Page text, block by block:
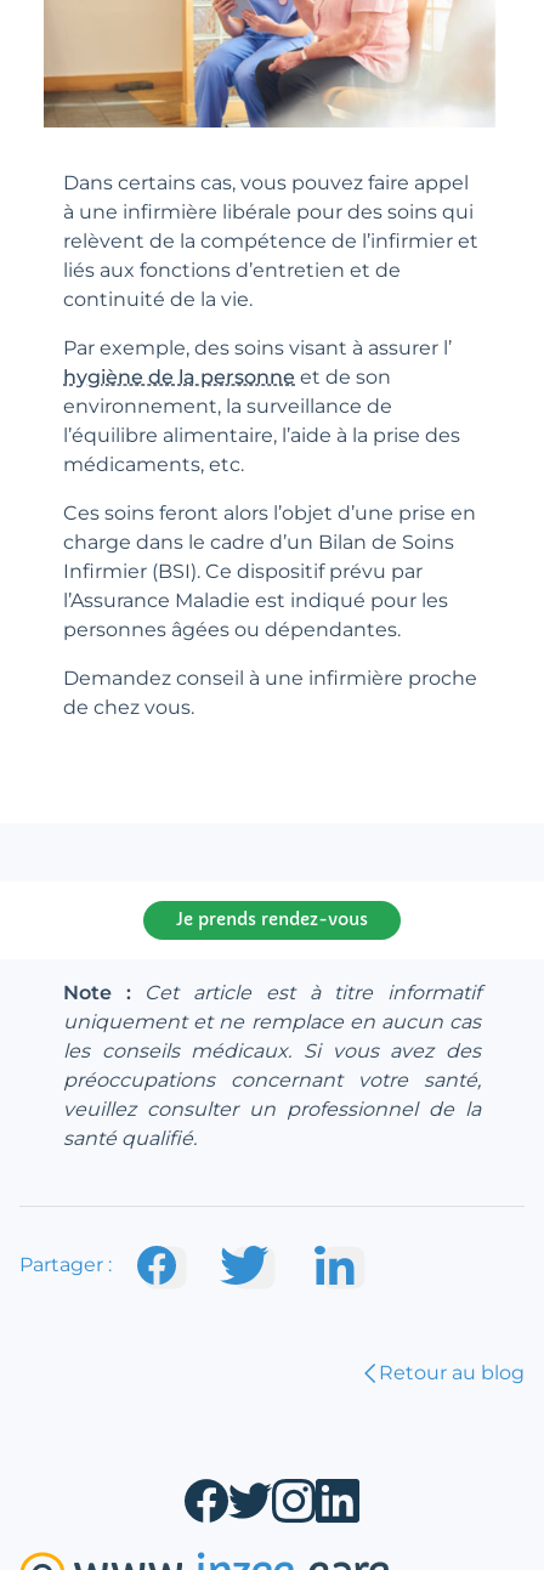
Dans certains cas, vous pouvez faire appel
à une infirmière libérale pour des soins qui
relèvent de la compétence de l’infirmier et
liés aux fonctions d’entretien et de
continuité de la vie.
Par exemple, des soins visant à assurer l’
hygiène de la personne et de son
environnement, la surveillance de
l’équilibre alimentaire, l’aide à la prise des
médicaments, etc.
Ces soins feront alors l’objet d’une prise en
charge dans le cadre d’un Bilan de Soins
Infirmier (BSI). Ce dispositif prévu par
l’Assurance Maladie est indiqué pour les
personnes âgées ou dépendantes.
Demandez conseil à une infirmière proche
de chez vous.
Je prends rendez-vous
Note :
Cet article est à titre informatif
uniquement et ne remplace en aucun cas
les conseils médicaux. Si vous avez des
préoccupations concernant votre santé,
veuillez consulter un professionnel de la
santé qualifié.
Retour au blog
Partager :